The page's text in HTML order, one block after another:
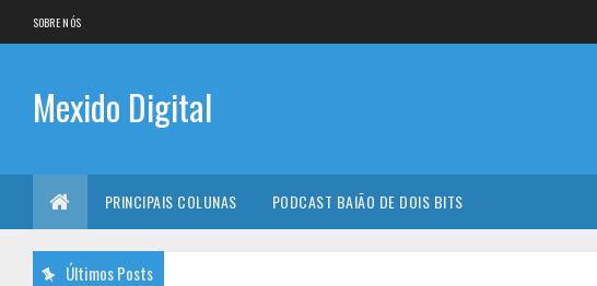
SOBRE NÓS
Mexido Digital
PRINCIPAIS COLUNAS PODCAST BAIÃO DE DOIS BITS
Últimos Posts